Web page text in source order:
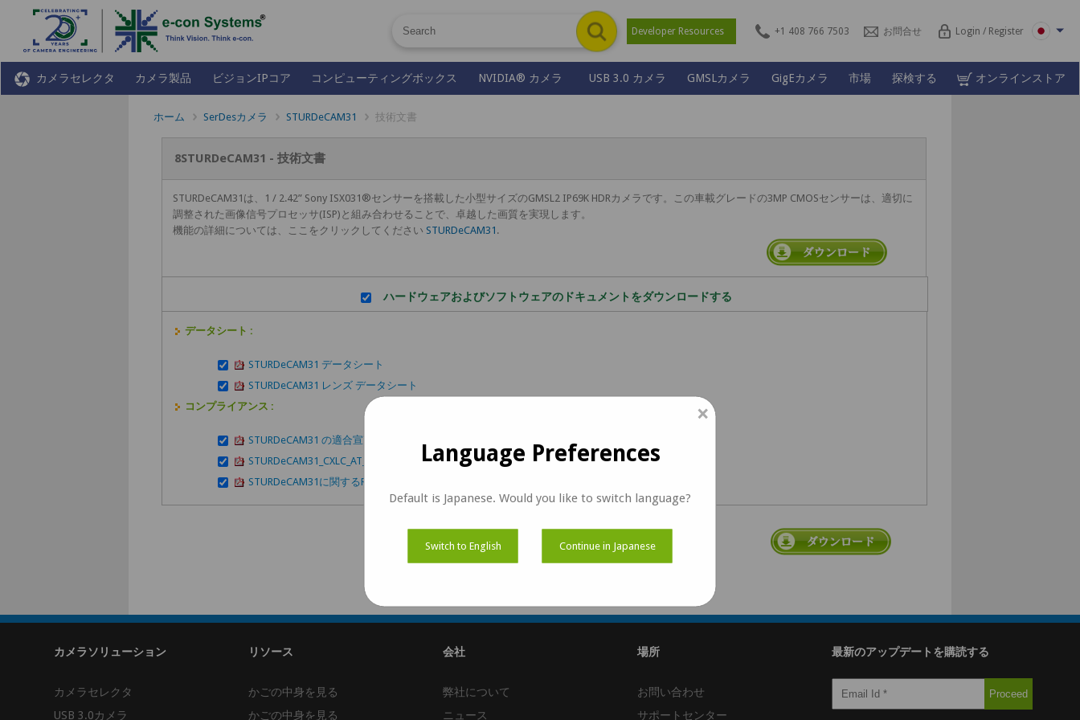
Developer Resources +1 408 766 7503 お問合せ Login / Register
カメラセレクタ カメラ製品 ビジョンIPコア コンピューティングボックス NVIDIA® カメラ USB 3.0 カメラ GMSLカメラ GigEカメラ 市場 探検する オンラインストア
ホーム SerDesカメラ STURDeCAM31 技術文書
8STURDeCAM31 - 技術文書
STURDeCAM31は、1 / 2.42” Sony ISX031®センサーを搭載した小型サイズのGMSL2 IP69K HDRカメラです。この車載グレードの3MP CMOSセンサーは、適切に
調整された画像信号プロセッサ(ISP)と組み合わせることで、卓越した画質を実現します。
機能の詳細については、ここをクリックしてください STURDeCAM31 .
ハードウェアおよびソフトウェアのドキュメントをダウンロードする
データシート :
STURDeCAM31 データシート
STURDeCAM31 レンズ データシート
コンプライアンス :
STURDeCAM31 の適合宣言書
STURDeCAM31_CXLC_AT_4H04R2 信頼性試験報告書
STURDeCAM31に関するRoHS2/RoHS3適合宣言
カメラソリューション
カメラセレクタ
USB 3.0カメラ
リソース
かごの中身を見る
かごの中身を見る
会社
弊社について
ニュース
場所
お問い合わせ
サポートセンター
最新のアップデートを購読する
×
Language Preferences
Default is Japanese. Would you like to switch language?
Switch to English Continue in Japanese